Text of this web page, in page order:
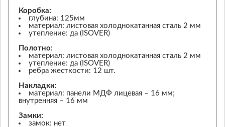
Коробка:
глубина: 125мм
материал: листовая холоднокатанная сталь 2 мм
утепление: да (ISOVER)
Полотно:
материал: листовая холоднокатанная сталь 2 мм
утепление: да (ISOVER)
ребра жесткости: 12 шт.
Накладки:
материал: панели МДФ лицевая – 16 мм;
внутренняя – 16 мм
Замки:
замок: нет